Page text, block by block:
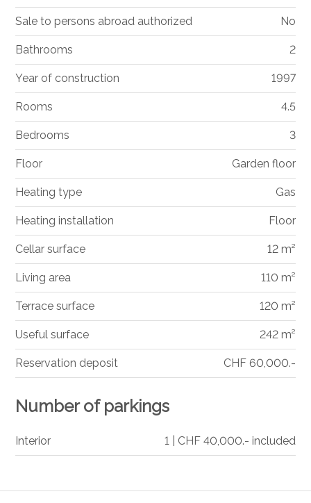
Sale to persons abroad authorized No
Bathrooms 2
Year of construction 1997
Rooms 4.5
Bedrooms 3
Floor Garden floor
Heating type Gas
Heating installation Floor
Cellar surface 12 m²
Living area 110 m²
Terrace surface 120 m²
Useful surface 242 m²
Reservation deposit CHF 60,000.-
Number of parkings
Interior 1 | CHF 40,000.- included